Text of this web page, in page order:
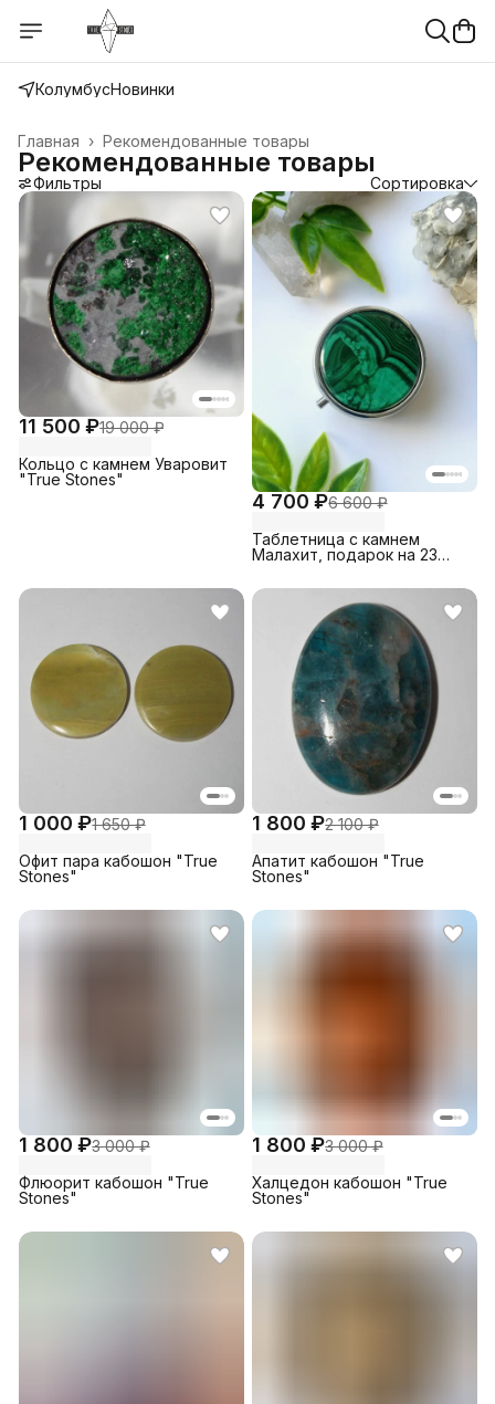
КолумбусНовинки
Рекомендованные товары
Главная ›
Рекомендованные товары
Фильтры Сортировка
11 500 ₽19 000 ₽
Кольцо с камнем Уваровит
"True Stones"
4 700 ₽6 600 ₽
Таблетница с камнем
Малахит, подарок на 23
"True Stones"
1 000 ₽1 650 ₽
Офит пара кабошон "True
Stones"
1 800 ₽2 100 ₽
Апатит кабошон "True
Stones"
1 800 ₽3 000 ₽
Флюорит кабошон "True
Stones"
1 800 ₽3 000 ₽
Халцедон кабошон "True
Stones"